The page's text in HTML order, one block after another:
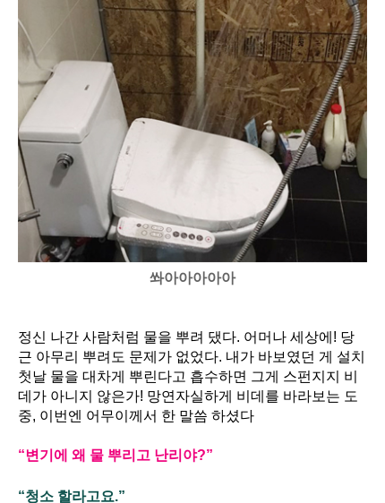
쏴아아아아아
정신 나간 사람처럼 물을 뿌려 댔다. 어머나 세상에 ! 당
근 아무리 뿌려도 문제가 없었다. 내가 바보였던 게 설치
첫날 물을 대차게 뿌린다고 흡수하면 그게 스펀지지 비
데가 아니지 않은가! 망연자실하게 비데를 바라보는 도
중, 이번엔 어무이께서 한 말씀 하셨다
“변기에 왜 물 뿌리고 난리야?”
“청소 할라고요.”